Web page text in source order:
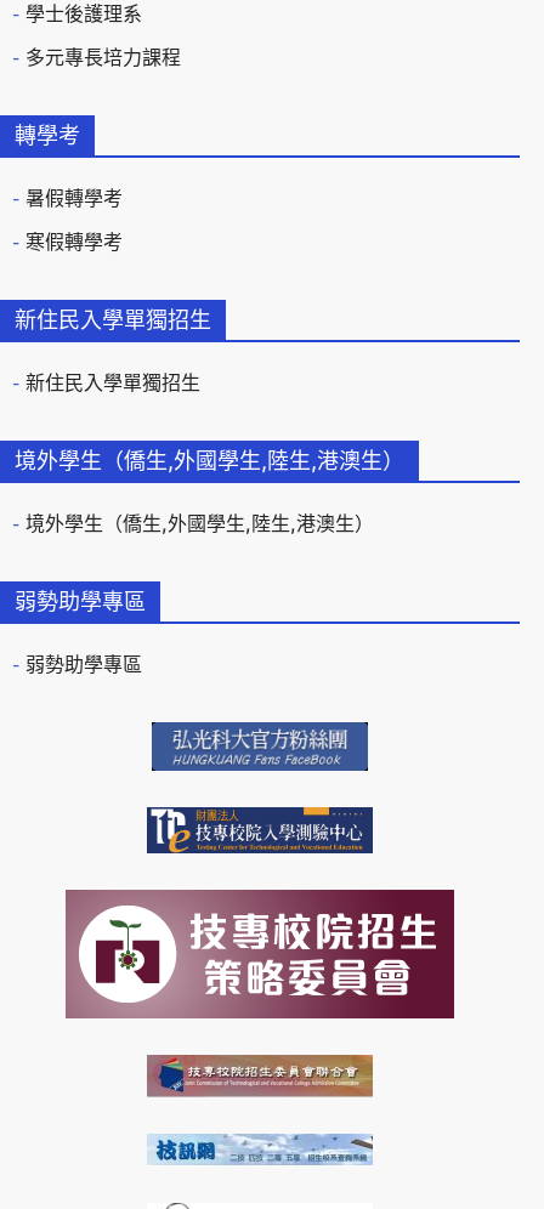
學士後護理系
多元專長培力課程
轉學考
暑假轉學考
寒假轉學考
新住民入學單獨招生
新住民入學單獨招生
境外學生（僑生,外國學生,陸生,港澳生）
境外學生（僑生,外國學生,陸生,港澳生）
弱勢助學專區
弱勢助學專區